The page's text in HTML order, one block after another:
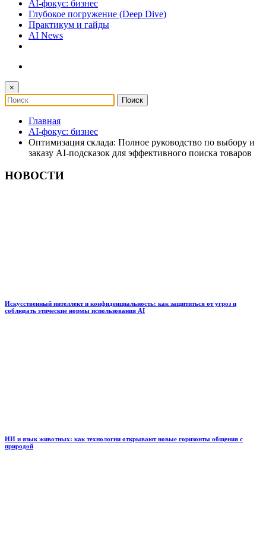
AI-фокус: бизнес
Глубокое погружение (Deep Dive)
Практикум и гайды
AI News
×
Главная
AI-фокус: бизнес
Оптимизация склада: Полное руководство по выбору и
заказу AI-подсказок для эффективного поиска товаров
НОВОСТИ
Искусственный интеллект и конфиденциальность: как защититься от угроз и
соблюдать этические нормы использования AI
ИИ и язык животных: как технологии открывают новые горизонты общения с
природой